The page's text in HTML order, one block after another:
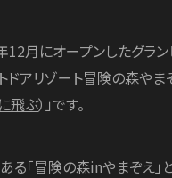
12月にオープンしたグラ
ドアリゾート冒険の森やま
飛ぶ）」です。
る「冒険の森inやまぞえ」